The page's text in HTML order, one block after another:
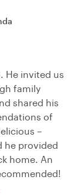
He invited us
family
shared his
of
–
he provided
home. An